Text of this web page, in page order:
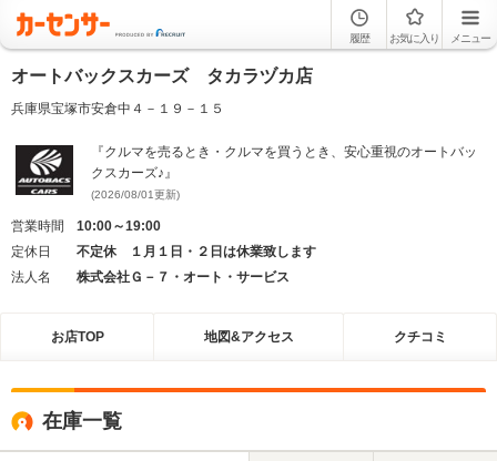
履歴 お気に入り メニュー
オートバックスカーズ タカラヅカ店
兵庫県宝塚市安倉中４－１９－１５
『クルマを売るとき・クルマを買うとき、安心重視のオートバッ
クスカーズ♪』
(2026/08/01更新)
営業時間
10:00～19:00
定休日
不定休 １月１日・２日は休業致します
法人名
株式会社Ｇ－７・オート・サービス
お店TOP 地図&アクセス クチコミ
在庫一覧